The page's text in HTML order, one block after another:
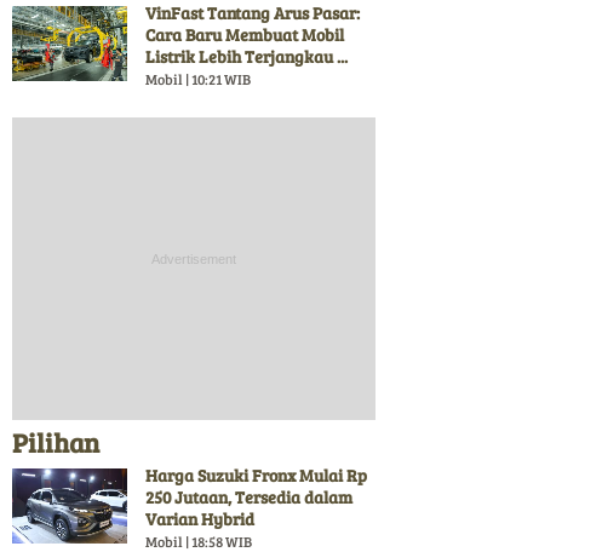
VinFast Tantang Arus Pasar:
Cara Baru Membuat Mobil
Listrik Lebih Terjangkau ...
Mobil | 10:21 WIB
Pilihan
Harga Suzuki Fronx Mulai Rp
250 Jutaan, Tersedia dalam
Varian Hybrid
Mobil | 18:58 WIB